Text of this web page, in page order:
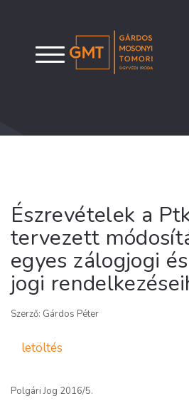
Észrevételek a
tervezett
egyes zálogjogi
jogi
Szerző: Gárdos Péter
letöltés
Polgári Jog 2016/5.